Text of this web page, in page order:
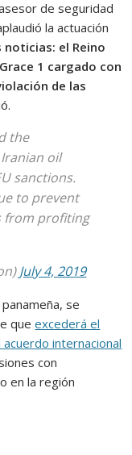
de seguridad
la actuación
noticias: el Reino
1 cargado con
de las
the
oil
sanctions.
to prevent
from profiting
July 4, 2019
se
queexcederá el
internacional
con
en la región